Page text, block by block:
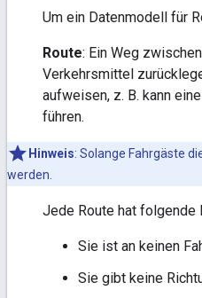
Um ein Datenmodell für
Route: Ein Weg
Verkehrsmittel
aufweisen, z. B. kann
führen.
Hinweis: Solange Fahrgäste
werden.
Jede Route hat folgende
Sie ist an keinen
Sie gibt keine